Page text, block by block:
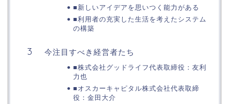
■新しいアイデアを思いつく能力がある
■利用者の充実した生活を考えたシステム
の構築
今注目すべき経営者たち
■株式会社グッドライフ代表取締役：友利
力也
■オスカーキャピタル株式会社代表取締
役：金田大介